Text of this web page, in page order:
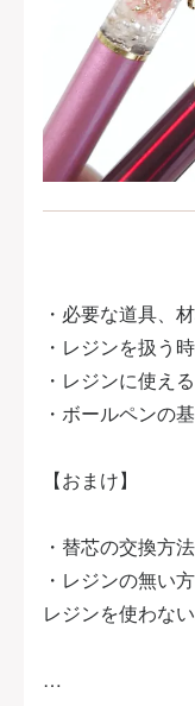
・必要な道具、
・レジンを扱う
・レジンに使え
・ボールペンの
【おまけ】
・替芯の交換方法
・レジンの無い
レジンを使わな
…